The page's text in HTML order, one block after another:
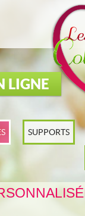
LIGNE
SUPPORTS